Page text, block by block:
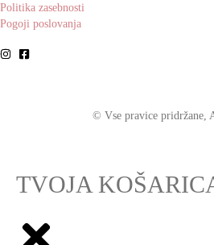
Politika zasebnosti
Pogoji poslovanja
© Vse pravice pridržane,
TVOJA